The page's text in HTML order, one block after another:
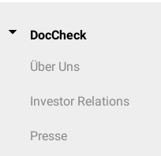
DocCheck
Über Uns
Investor Relations
Presse